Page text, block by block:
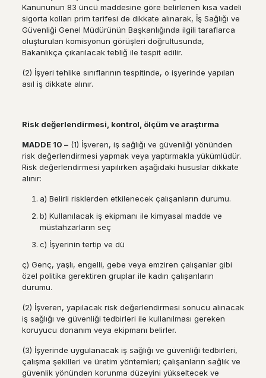
Kanununun 83 üncü maddesine göre belirlenen kısa vadeli
sigorta kolları prim tarifesi de dikkate alınarak, İş Sağlığı ve
Güvenliği Genel Müdürünün Başkanlığında ilgili taraflarca
oluşturulan komisyonun görüşleri doğrultusunda,
Bakanlıkça çıkarılacak tebliğ ile tespit edilir.
(2) İşyeri tehlike sınıflarının tespitinde, o işyerinde yapılan
asıl iş dikkate alınır.
Risk değerlendirmesi, kontrol, ölçüm ve araştırma
MADDE 10 –(1) İşveren, iş sağlığı ve güvenliği yönünden
risk değerlendirmesi yapmak veya yaptırmakla yükümlüdür.
Risk değerlendirmesi yapılırken aşağıdaki hususlar dikkate
alınır:
a) Belirli risklerden etkilenecek çalışanların durumu.
b) Kullanılacak iş ekipmanı ile kimyasal madde ve
müstahzarların seç
c) İşyerinin tertip ve dü
ç) Genç, yaşlı, engelli, gebe veya emziren çalışanlar gibi
özel politika gerektiren gruplar ile kadın çalışanların
durumu.
(2) İşveren, yapılacak risk değerlendirmesi sonucu alınacak
iş sağlığı ve güvenliği tedbirleri ile kullanılması gereken
koruyucu donanım veya ekipmanı belirler.
(3) İşyerinde uygulanacak iş sağlığı ve güvenliği tedbirleri,
çalışma şekilleri ve üretim yöntemleri; çalışanların sağlık ve
güvenlik yönünden korunma düzeyini yükseltecek ve